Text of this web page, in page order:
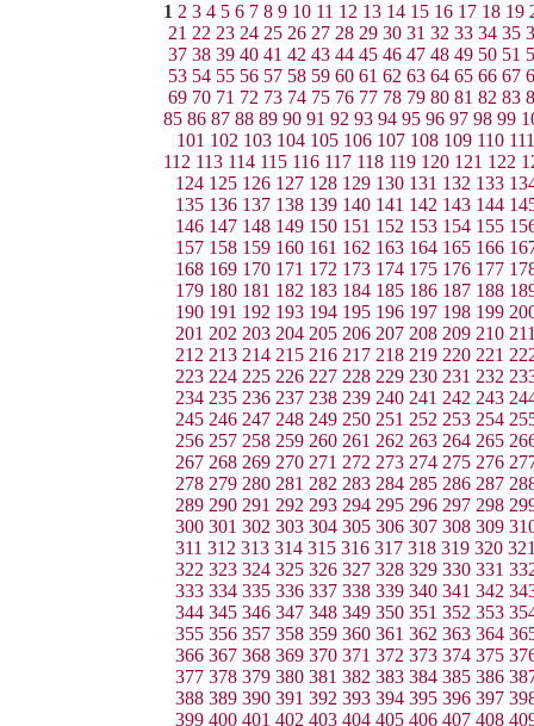
1 2 3 4 5 6 7 8 9 10 11 12 13 14 15 16 17 18 19
21 22 23 24 25 26 27 28 29 30 31 32 33 34 35
37 38 39 40 41 42 43 44 45 46 47 48 49 50 51
53 54 55 56 57 58 59 60 61 62 63 64 65 66 67
69 70 71 72 73 74 75 76 77 78 79 80 81 82 83
85 86 87 88 89 90 91 92 93 94 95 96 97 98 99
101 102 103 104 105 106 107 108 109 110 111
112 113 114 115 116 117 118 119 120 121 122
124 125 126 127 128 129 130 131 132 133
135 136 137 138 139 140 141 142 143 144
146 147 148 149 150 151 152 153 154 155
157 158 159 160 161 162 163 164 165 166
168 169 170 171 172 173 174 175 176 177
179 180 181 182 183 184 185 186 187 188
190 191 192 193 194 195 196 197 198 199
201 202 203 204 205 206 207 208 209 210
212 213 214 215 216 217 218 219 220 221
223 224 225 226 227 228 229 230 231 232
234 235 236 237 238 239 240 241 242 243
245 246 247 248 249 250 251 252 253 254
256 257 258 259 260 261 262 263 264 265
267 268 269 270 271 272 273 274 275 276
278 279 280 281 282 283 284 285 286 287
289 290 291 292 293 294 295 296 297 298
300 301 302 303 304 305 306 307 308 309
311 312 313 314 315 316 317 318 319 320
322 323 324 325 326 327 328 329 330 331
333 334 335 336 337 338 339 340 341 342
344 345 346 347 348 349 350 351 352 353
355 356 357 358 359 360 361 362 363 364
366 367 368 369 370 371 372 373 374 375
377 378 379 380 381 382 383 384 385 386
388 389 390 391 392 393 394 395 396 397
399 400 401 402 403 404 405 406 407 408